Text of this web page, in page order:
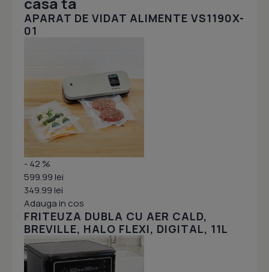
APARAT DE VIDAT ALIMENTE VS1190X-
01
- 42 %
599.99 lei
349.99 lei
Adauga in cos
FRITEUZA DUBLA CU AER CALD,
BREVILLE, HALO FLEXI, DIGITAL, 11L